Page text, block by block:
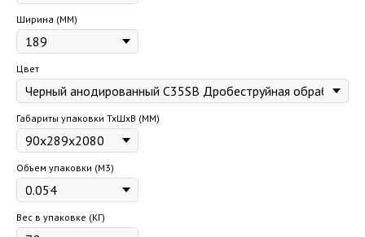
Ширина (ММ)
Цвет
Габариты упаковки ТхШхВ (ММ)
Объем упаковки (М3)
Вес в упаковке (КГ)